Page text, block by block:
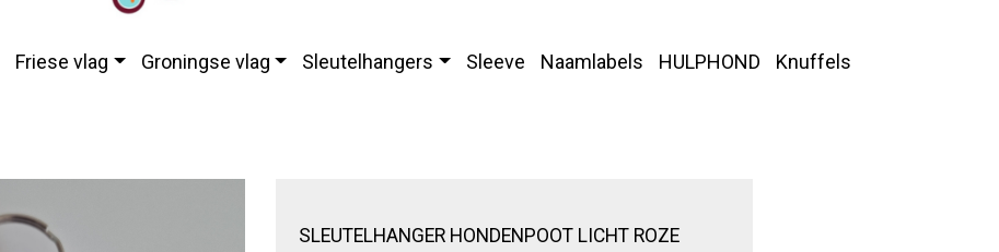
Friese vlag Groningse vlag Sleutelhangers Sleeve Naamlabels HULPHOND Knuffels
SLEUTELHANGER HONDENPOOT LICHT ROZE